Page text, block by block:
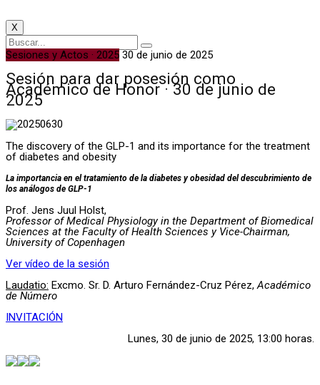
X
Sesiones y Actos · 2025 30 de junio de 2025
Sesión para dar posesión como
Académico de Honor · 30 de junio de
2025
The discovery of the GLP-1 and its importance for the treatment
of diabetes and obesity
La importancia en el tratamiento de la diabetes y obesidad del descubrimiento de
los análogos de GLP-1
Prof. Jens Juul Holst,
Professor of Medical Physiology in the Department of Biomedical
Sciences at the Faculty of Health Sciences y Vice-Chairman,
University of Copenhagen
Ver vídeo de la sesión
Laudatio: Excmo. Sr. D. Arturo Fernández-Cruz Pérez,Académico
de Número
INVITACIÓN
Lunes, 30 de junio de 2025, 13:00 horas.